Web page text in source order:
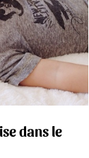
dans le